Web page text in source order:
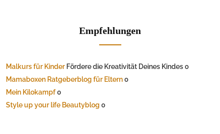
Empfehlungen
Malkurs für Kinder Fördere die Kreativität Deines Kindes 0
Mamaboxen Ratgeberblog für Eltern0
Mein Kilokampf0
Style up your life Beautyblog 0